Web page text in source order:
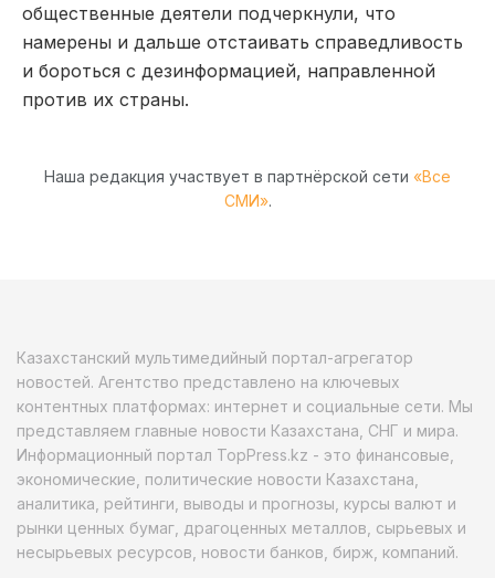
общественные деятели подчеркнули, что
намерены и дальше отстаивать справедливость
и бороться с дезинформацией, направленной
против их страны.
Наша редакция участвует в партнёрской сети «Все
СМИ».
Казахстанский мультимедийный портал-агрегатор
новостей. Агентство представлено на ключевых
контентных платформах: интернет и социальные сети. Мы
представляем главные новости Казахстана, СНГ и мира.
Информационный портал TopPress.kz - это финансовые,
экономические, политические новости Казахстана,
аналитика, рейтинги, выводы и прогнозы, курсы валют и
рынки ценных бумаг, драгоценных металлов, сырьевых и
несырьевых ресурсов, новости банков, бирж, компаний.